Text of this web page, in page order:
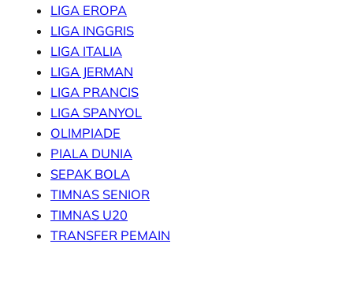
LIGA EROPA
LIGA INGGRIS
LIGA ITALIA
LIGA JERMAN
LIGA PRANCIS
LIGA SPANYOL
OLIMPIADE
PIALA DUNIA
SEPAK BOLA
TIMNAS SENIOR
TIMNAS U20
TRANSFER PEMAIN